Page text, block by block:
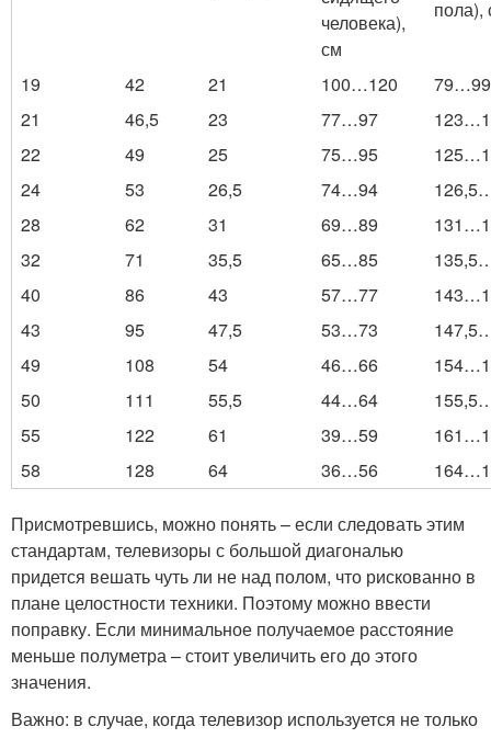
человека),
см
пола),
19 42 21 100…120
79…99
21
46,5 23 77…97
22
49 25 75…95
24
53 26,5 74…94
28
62 31 69…89
32
71 35,5 65…85
40
86 43 57…77
43
95 47,5 53…73
49
108 54 46…66
50
111 55,5 44…64
55
122 61 39…59
58
128 64 36…56
Присмотревшись, можно понять – если следовать этим
стандартам, телевизоры с большой диагональю
придется вешать чуть ли не над полом, что рискованно в
плане целостности техники. Поэтому можно ввести
поправку. Если минимальное получаемое расстояние
меньше полуметра – стоит увеличить его до этого
значения.
Важно: в случае, когда телевизор используется не только